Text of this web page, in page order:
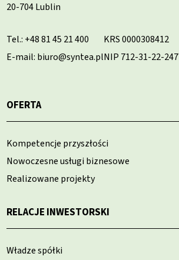
20-704 Lublin
Tel.: +48 81 45 21 400
E-mail: biuro@syntea.pl
KRS 0000308412
NIP 712-31-22-247
OFERTA
Kompetencje przyszłości
Nowoczesne usługi biznesowe
Realizowane projekty
RELACJE INWESTORSKI
Władze spółki